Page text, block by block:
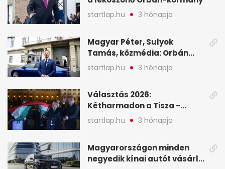
startlap.hu 3 hónapja
Magyar Péter, Sulyok
Tamás, közmédia: Orbán
Viktor április 13. óta hallgat,
közben pörögnek az
startlap.hu 3 hónapja
Választás 2026:
Kétharmadon a Tisza -
mutatjuk, hogyan alakulnak
a mandátumok
startlap.hu 3 hónapja
Magyarországon minden
negyedik kínai autót vásárló